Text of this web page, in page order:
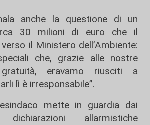
anche la questione di un
30 milioni di euro che il
il Ministero dell’Ambiente:
che, grazie alle nostre
eravamo riusciti a
lì è irresponsabile”.
mette in guardia dai
allarmistiche